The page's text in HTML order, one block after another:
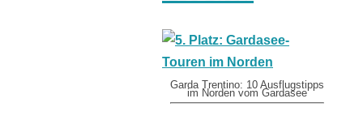
Garda Trentino: 10 Ausflugstipps
im Norden vom Gardasee